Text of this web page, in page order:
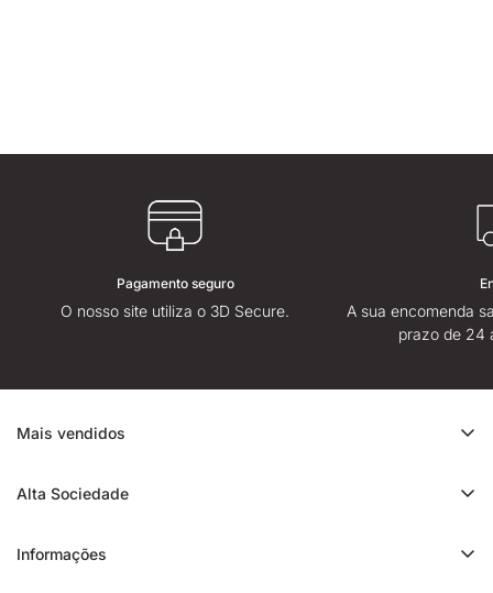
Pagamento seguro
O nosso site utiliza o 3D Secure.
A sua encomenda
prazo de 24
Mais vendidos
Cali CBD
Alta Sociedade
Informações